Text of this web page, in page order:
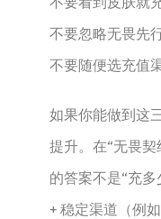
不要忽略无畏先
不要随便选充值
如果你能做到这
提升。在“无畏
的答案不是“充
+ 稳定渠道（例